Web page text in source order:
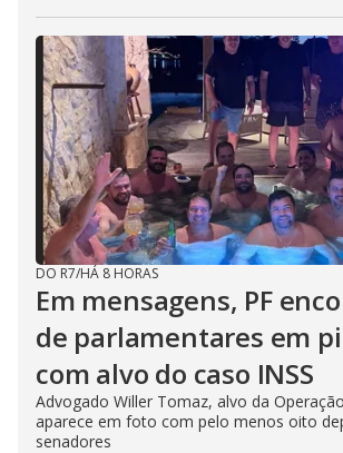
DO R7/HÁ 8 HORAS
Em mensagens, PF
de parlamentares em
com alvo do caso INSS
Advogado Willer Tomaz, alvo da
aparece em foto com pelo menos oito
senadores